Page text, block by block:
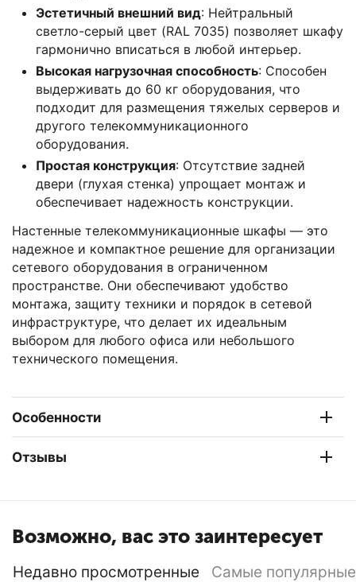
Эстетичный внешний вид: Нейтральный
светло-серый цвет (RAL 7035) позволяет шкафу
гармонично вписаться в любой интерьер.
Высокая нагрузочная способность: Способен
выдерживать до 60 кг оборудования, что
подходит для размещения тяжелых серверов и
другого телекоммуникационного
оборудования.
Простая конструкция: Отсутствие задней
двери (глухая стенка) упрощает монтаж и
обеспечивает надежность конструкции.
Настенные телекоммуникационные шкафы — это
надежное и компактное решение для организации
сетевого оборудования в ограниченном
пространстве. Они обеспечивают удобство
монтажа, защиту техники и порядок в сетевой
инфраструктуре, что делает их идеальным
выбором для любого офиса или небольшого
технического помещения.
Особенности
Отзывы
Возможно, вас это заинтересует
Недавно просмотренные Самые популярные